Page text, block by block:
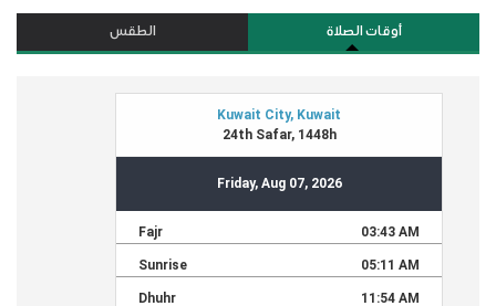
أوقات الصلاة الطقس